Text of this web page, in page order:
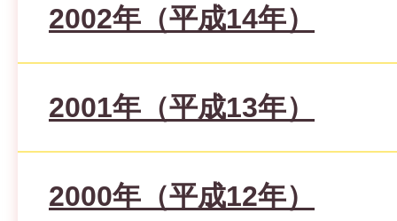
2002年（平成14年）
2001年（平成13年）
2000年（平成12年）